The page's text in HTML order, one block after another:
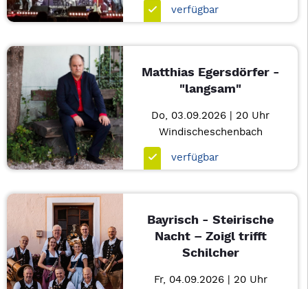
verfügbar
Matthias Egersdörfer -
"langsam"
Do, 03.09.2026 | 20 Uhr
Windischeschenbach
verfügbar
Bayrisch - Steirische
Nacht – Zoigl trifft
Schilcher
Fr, 04.09.2026 | 20 Uhr